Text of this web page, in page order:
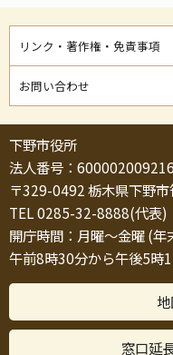
リンク・著作権・免責事項
お問い合わせ
下野市役所
法人番号：
〒329-0492 栃木県下野
TEL 0285-32-8888(代表
開庁時間：月曜～金曜 (年
午前8時30分から午後5時
窓口延